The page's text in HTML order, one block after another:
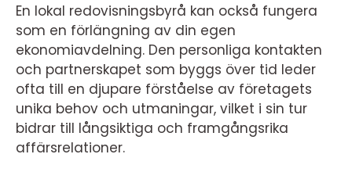
En lokal redovisningsbyrå kan också fungera
som en förlängning av din egen
ekonomiavdelning. Den personliga kontakten
och partnerskapet som byggs över tid leder
ofta till en djupare förståelse av företagets
unika behov och utmaningar, vilket i sin tur
bidrar till långsiktiga och framgångsrika
affärsrelationer.